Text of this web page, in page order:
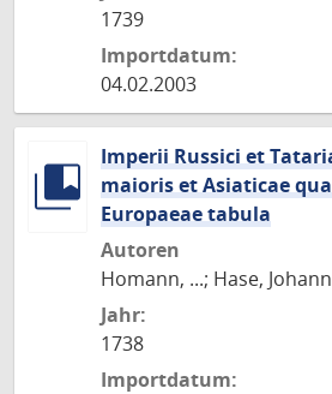
1739
Importdatum:
04.02.2003
Imperii Russici et
maioris et Asiaticae
Europaeae tabula
Autoren
Homann, ...; Hase,
Jahr:
1738
Importdatum: